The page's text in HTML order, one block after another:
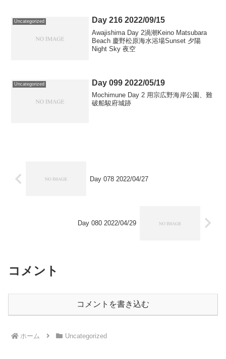
Uncategorized Day 216 2022/09/15
Awajishima Day 2渦潮Keino Matsubara
Beach 慶野松原海水浴場Sunset 夕陽
Night Sky 夜空
Uncategorized Day 099 2022/05/19
Mochimune Day 2 用宗広野海岸公園、難
破船駿府城跡
Day 078 2022/04/27
Day 080 2022/04/29
コメント
コメントを書き込む
ホーム Uncategorized